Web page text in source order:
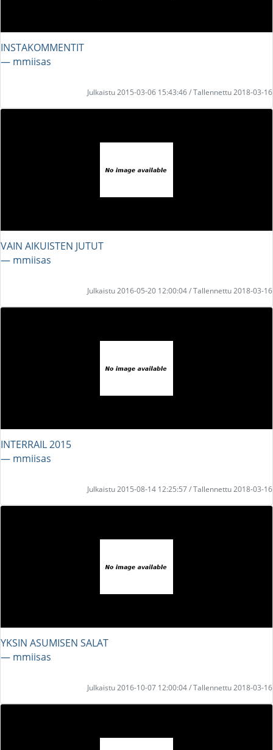
INSTAKOMMENTIT
― mmiisas
Julkaistu 2015-03-06 15:43:46 / Tallennettu 2018-03-16
VAIN AIKUISTEN JUTUT
― mmiisas
Julkaistu 2016-05-20 12:00:04 / Tallennettu 2018-03-16
INTERRAIL 2015
― mmiisas
Julkaistu 2015-08-14 12:25:57 / Tallennettu 2018-03-16
YKSIN ASUMISEN SALAT
― mmiisas
Julkaistu 2016-10-07 12:00:04 / Tallennettu 2018-03-16